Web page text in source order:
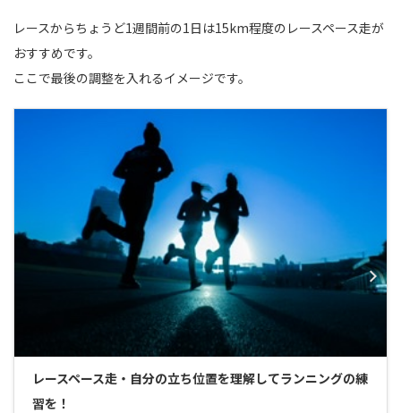
レースからちょうど1週間前の1日は15km程度のレースペース走が
おすすめです。
ここで最後の調整を入れるイメージです。
レースペース走・自分の立ち位置を理解してランニングの練
習を！